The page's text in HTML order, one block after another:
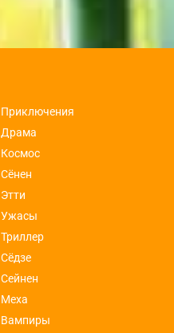
Приключения
Драма
Космос
Сёнен
Этти
Ужасы
Триллер
Сёдзе
Сейнен
Меха
Вампиры